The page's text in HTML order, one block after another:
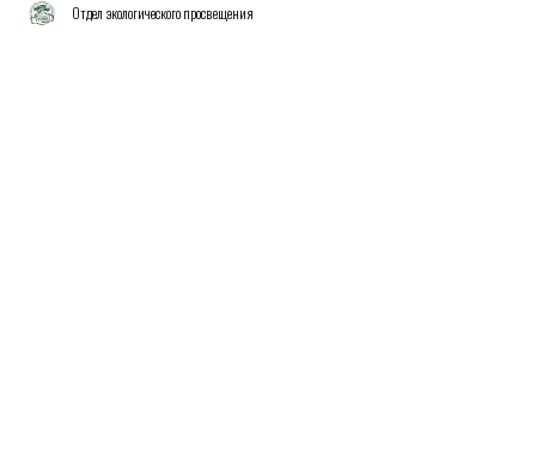
Отдел экологического просвещения